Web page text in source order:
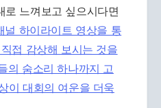
로 느껴보고 싶으시다면
널 하이라이트 영상을 통
접 감상해 보시는 것을
의 숨소리 하나까지 고
이 대회의 여운을 더욱